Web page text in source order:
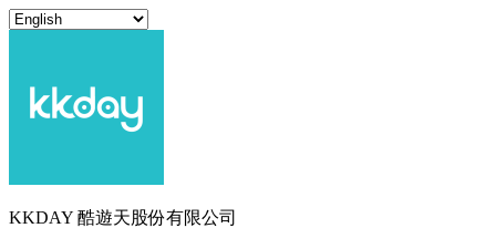
KKDAY 酷遊天股份有限公司